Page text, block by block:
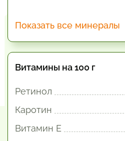
Показать все минералы
Витамины на 100 г
Ретинол
Каротин
Витамин E